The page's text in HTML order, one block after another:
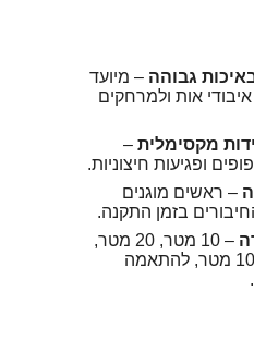
– מיועד
אות ולמרחקים
מקסימלית –
ופגיעות חיצוניות.
– ראשים מוגנים
בזמן התקנה.
– 10 מטר, 20 מטר,
30 מטר, 50 מטר ו-100 מטר, להתאמה